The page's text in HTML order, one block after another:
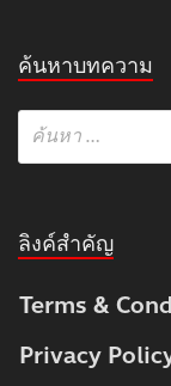
ค้นหาบทความ
ลิงค์สำคัญ
Terms &
Privacy